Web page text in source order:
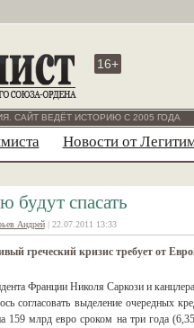
16+
САЙТ ВЕДЁТ ИСТОРИЮ С 2005 ГОДА
Новости от
будут спасать
Андрей| 22.07.2011 13:33
греческий кризис требует от
Франции Николя Саркози и
согласовать выделение очередных
159 млрд евро сроком на три года